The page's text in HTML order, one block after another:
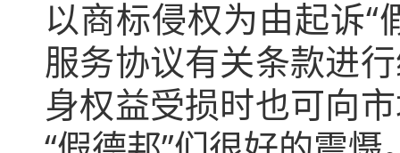
以商标侵权为由起诉“
服务协议有关条款进
身权益受损时也可向